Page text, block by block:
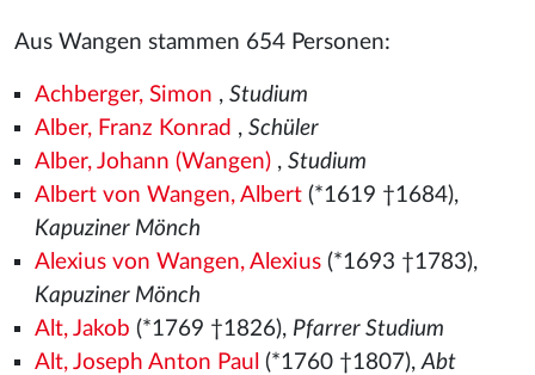
Aus Wangen stammen 654 Personen:
Achberger, Simon , Studium
Alber, Franz Konrad , Schüler
Alber, Johann (Wangen), Studium
Albert von Wangen, Albert(*1619 †1684),
Kapuziner Mönch
Alexius von Wangen, Alexius(*1693 †1783),
Kapuziner Mönch
Alt, Jakob (*1769 †1826), Pfarrer Studium
Alt, Joseph Anton Paul (*1760 †1807),Abt